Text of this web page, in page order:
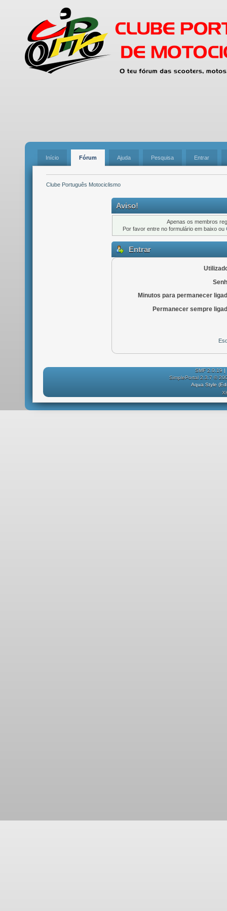
Início Fórum Ajuda Pesquisa Entrar
Clube Português Motociclismo
Aviso!
Apenas os membros
Por favor entre no formulário em baixo ou
Entrar
Minutos para permanecer
Permanecer sempre
SMF 2.0.19 |
SimplePortal 2.3.7 ©
Aqua Style